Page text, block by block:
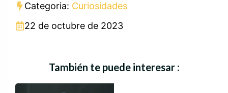
Categoria: Curiosidades
22 de octubre de 2023
También te puede interesar :